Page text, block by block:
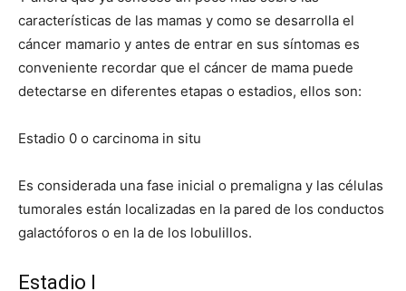
características de las mamas y como se desarrolla el
cáncer mamario y antes de entrar en sus síntomas es
conveniente recordar que el cáncer de mama puede
detectarse en diferentes etapas o estadios, ellos son:
Estadio 0 o carcinoma in situ
Es considerada una fase inicial o premaligna y las células
tumorales están localizadas en la pared de los conductos
galactóforos o en la de los lobulillos.
Estadio I